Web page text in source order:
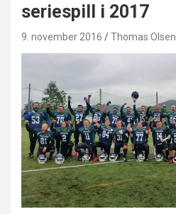
seriespill i 2017
9. november 2016 Thomas Olsen